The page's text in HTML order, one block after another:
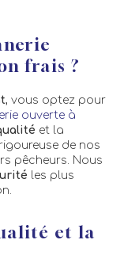
frais ?
, vous optez pour
ouverte à
et la
de nos
pêcheurs. Nous
les plus
et la